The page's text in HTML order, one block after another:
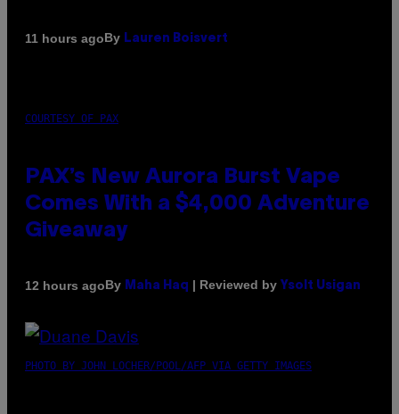
11 hours agoBy Lauren Boisvert
COURTESY OF PAX
PAX’s New Aurora Burst Vape
Comes With a $4,000 Adventure
Giveaway
12 hours agoBy Maha Haq | Reviewed by Ysolt Usigan
PHOTO BY JOHN LOCHER/POOL/AFP VIA GETTY IMAGES